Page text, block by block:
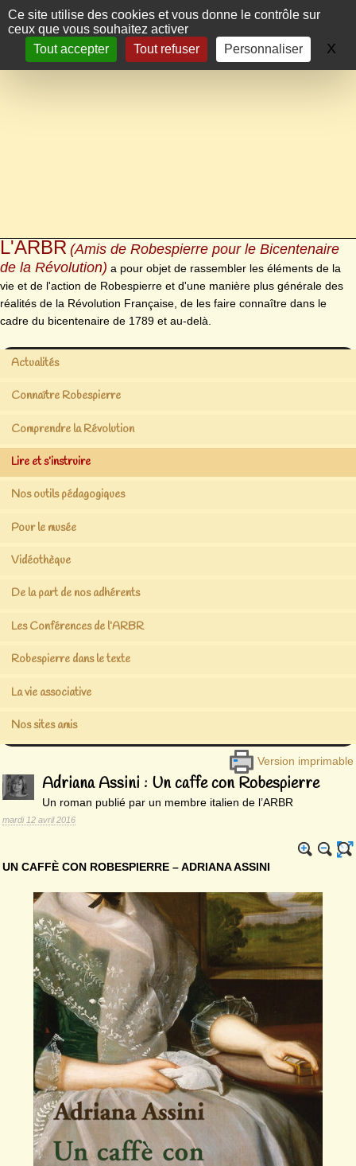
Panneau de gestion des cookies
Ce site utilise des cookies et vous donne le contrôle sur
ceux que vous souhaitez activer
Tout accepter
Tout refuser Personnaliser X
L'ARBR (Amis de Robespierre pour le Bicentenaire
de la Révolution) a pour objet de rassembler les éléments de la
vie et de l'action de Robespierre et d'une manière plus générale des
réalités de la Révolution Française, de les faire connaître dans le
cadre du bicentenaire de 1789 et au-delà.
Actualités
Connaître Robespierre
Comprendre la Révolution
Lire et s’instruire
Nos outils pédagogiques
Pour le musée
Vidéothèque
De la part de nos adhérents
Les Conférences de l’ARBR
Robespierre dans le texte
La vie associative
Nos sites amis
Version imprimable
Adriana Assini : Un caffe con Robespierre
Un roman publié par un membre italien de l’ARBR
mardi 12 avril 2016
UN CAFFÈ CON ROBESPIERRE – ADRIANA ASSINI